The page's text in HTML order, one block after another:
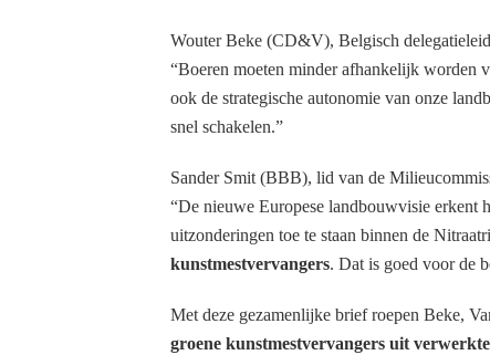
Wouter Beke (CD&V), Belgisch
“Boeren moeten minder afhankelijk worden
ook de strategische autonomie van onze
snel schakelen.”
Sander Smit (BBB), lid van de
“De nieuwe Europese landbouwvisie erkent
uitzonderingen toe te staan binnen de
kunstmestvervangers. Dat is goed voor de
Met deze gezamenlijke brief roepen Beke,
groene kunstmestvervangers uit